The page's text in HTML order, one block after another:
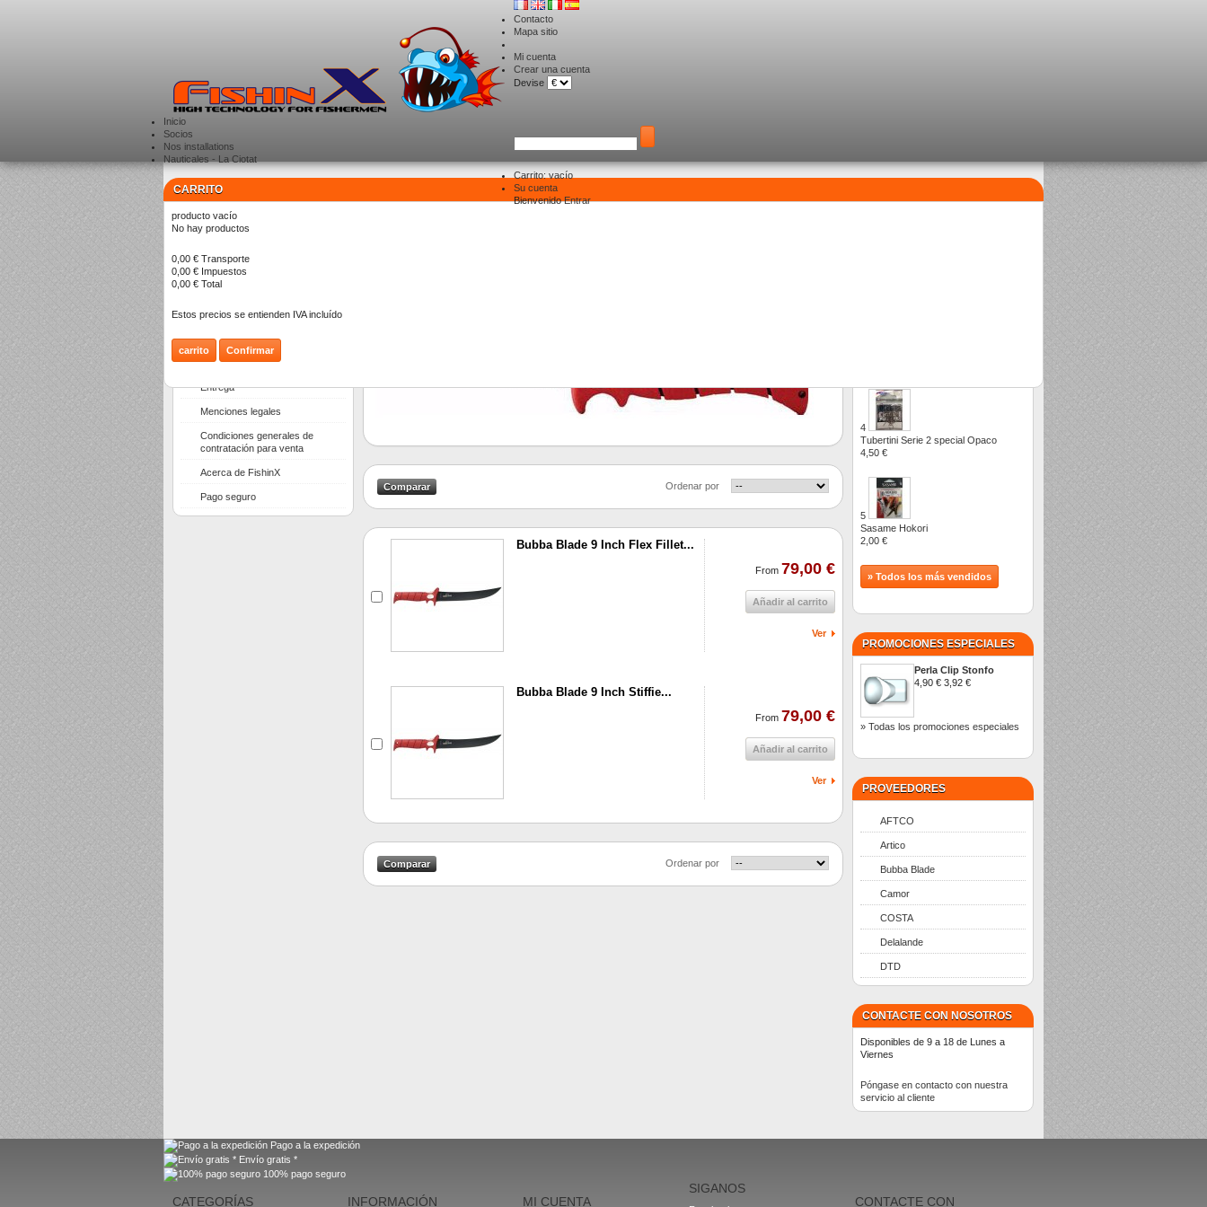
Contacto
Mapa sitio
Mi cuenta
Crear una cuenta
Devise
Carrito: vacío
Su cuenta
BienvenidoEntrar
Inicio
Socios
Nos installations
Nauticales - La Ciotat
CARRITO
producto vacío
No hay productos
0,00 € Transporte
0,00 € Impuestos
0,00 € Total
Estos precios se entienden IVA incluído
carrito Confirmar
CATEGORÍAS
INFORMACIÓN
Entrega
Menciones legales
Condiciones generales de
contratación para venta
Acerca de FishinX
Pago seguro
> Big Game > Couteaux
Ordenar por
Bubba Blade 9 Inch Flex Fillet...
From 79,00 €
Añadir al carrito
Ver
Bubba Blade 9 Inch Stiffie...
From 79,00 €
Añadir al carrito
Ver
Ordenar por
4
Tubertini Serie 2 special Opaco
4,50 €
5
Sasame Hokori
2,00 €
» Todos los más vendidos
PROMOCIONES ESPECIALES
Perla Clip Stonfo
4,90 € 3,92 €
» Todas los promociones especiales
PROVEEDORES
AFTCO
Artico
Bubba Blade
Camor
COSTA
Delalande
DTD
CONTACTE CON NOSOTROS
Disponibles de 9 a 18 de Lunes a
Viernes
Póngase en contacto con nuestra
servicio al cliente
Pago a la expedición
Envío gratis *
100% pago seguro
CATEGORÍAS INFORMACIÓN MI CUENTA
SIGANOS
CONTACTE CON